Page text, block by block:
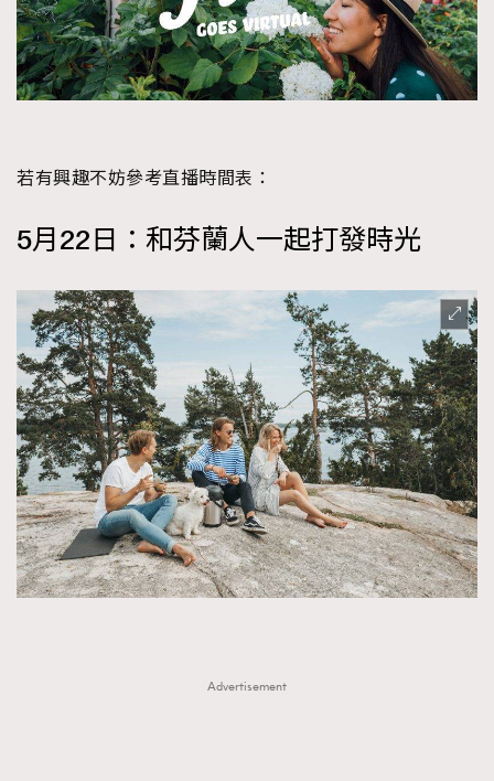
若有興趣不妨參考直播時間表：
5月22日：和芬蘭人一起打發時光
Advertisement